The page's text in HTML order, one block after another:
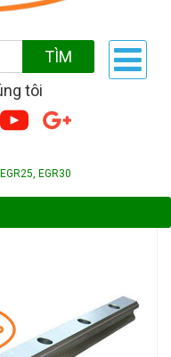
TÌM
tôi
EGR30